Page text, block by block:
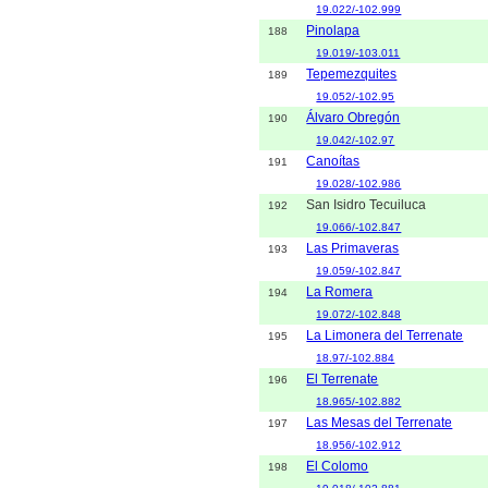
19.022/-102.999
188
Pinolapa
19.019/-103.011
189
Tepemezquites
19.052/-102.95
190
Álvaro Obregón
19.042/-102.97
191
Canoítas
19.028/-102.986
192
San Isidro Tecuiluca
19.066/-102.847
193
Las Primaveras
19.059/-102.847
194
La Romera
19.072/-102.848
195
La Limonera del Terrenate
18.97/-102.884
196
El Terrenate
18.965/-102.882
197
Las Mesas del Terrenate
18.956/-102.912
198
El Colomo